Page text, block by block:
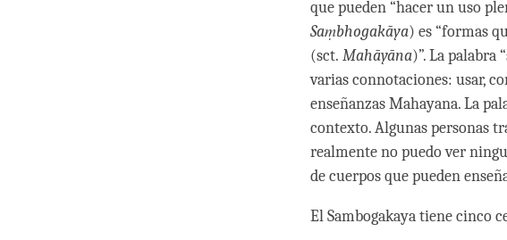
que pueden “hacer un uso
Saṃbhogakāya) es “formas
(sct. Mahāyāna)”. La palabra
varias connotaciones: usar,
enseñanzas Mahayana. La
contexto. Algunas personas
realmente no puedo ver
de cuerpos que pueden
El Sambogakaya tiene cinco